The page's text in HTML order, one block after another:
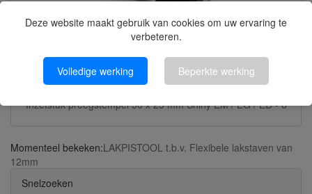
Deze website maakt gebruik van cookies om uw ervaring te
verbeteren.
Volledige werking Beperkte werking
Inzetstuk preegstempel 50 x 25 mm Shiny EM / EG / ED - 6
Momenteel bekeken:LAKPISTOOL t.b.v. Flexibele lakstaven van
12mm
Snelzoeken